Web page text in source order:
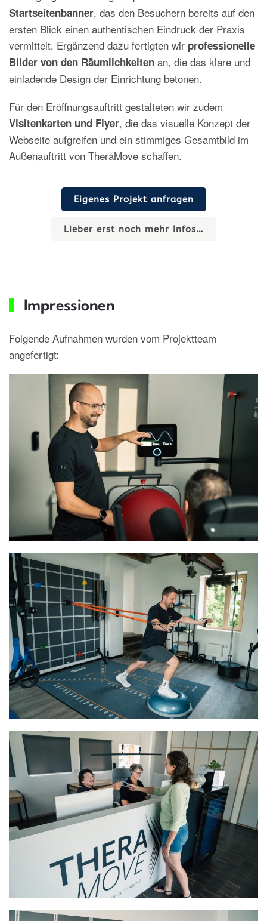
Startseitenbanner, das den Besuchern bereits auf den
ersten Blick einen authentischen Eindruck der Praxis
vermittelt. Ergänzend dazu fertigten wir professionelle
Bilder von den Räumlichkeiten an, die das klare und
einladende Design der Einrichtung betonen.
Für den Eröffnungsauftritt gestalteten wir zudem
Visitenkarten und Flyer, die das visuelle Konzept der
Webseite aufgreifen und ein stimmiges Gesamtbild im
Außenauftritt von TheraMove schaffen.
Eigenes Projekt anfragen
Lieber erst noch mehr Infos…
Impressionen
Folgende Aufnahmen wurden vom Projektteam
angefertigt: